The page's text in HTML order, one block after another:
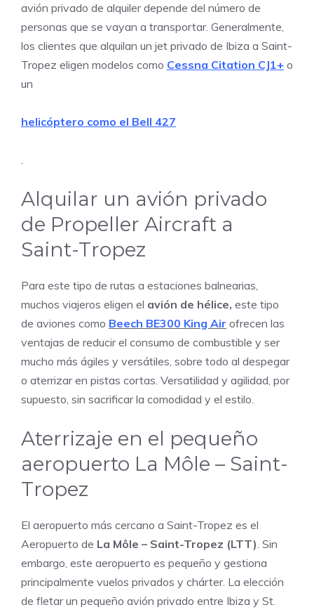
avión privado de alquiler depende del número de
personas que se vayan a transportar. Generalmente,
los clientes que alquilan un jet privado de Ibiza a Saint-
Tropez eligen modelos como Cessna Citation CJ1+ o
un
helicóptero como el Bell 427
.
Alquilar un avión privado
de Propeller Aircraft a
Saint-Tropez
Para este tipo de rutas a estaciones balnearias,
muchos viajeros eligen el avión de hélice, este tipo
de aviones como Beech BE300 King Air ofrecen las
ventajas de reducir el consumo de combustible y ser
mucho más ágiles y versátiles, sobre todo al despegar
o aterrizar en pistas cortas. Versatilidad y agilidad, por
supuesto, sin sacrificar la comodidad y el estilo.
Aterrizaje en el pequeño
aeropuerto La Môle – Saint-
Tropez
El aeropuerto más cercano a Saint-Tropez es el
Aeropuerto de La Môle – Saint-Tropez (LTT). Sin
embargo, este aeropuerto es pequeño y gestiona
principalmente vuelos privados y chárter. La elección
de fletar un pequeño avión privado entre Ibiza y St.